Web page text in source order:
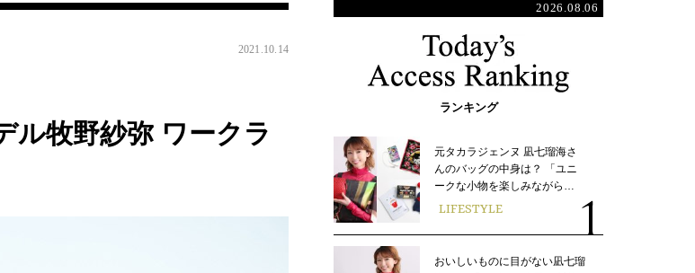
2021.10.14
ル牧野紗弥 ワークラ
2026.08.06
ランキング
元タカラジェンヌ 凪七瑠海さ
んのバッグの中身は？ 「ユニ
ークな小物を楽しみながら…
LIFESTYLE
おいしいものに目がない凪七瑠